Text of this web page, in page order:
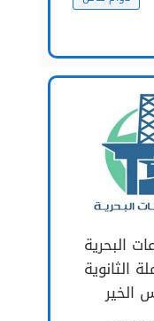
البحرية
الثانوية
الخير